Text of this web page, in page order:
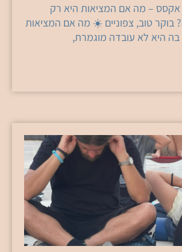
אקסס – מה אם המציאות היא רק
טוב, צפוניים ☀️ מה אם המציאות
בה היא לא עובדה מוגמרת,